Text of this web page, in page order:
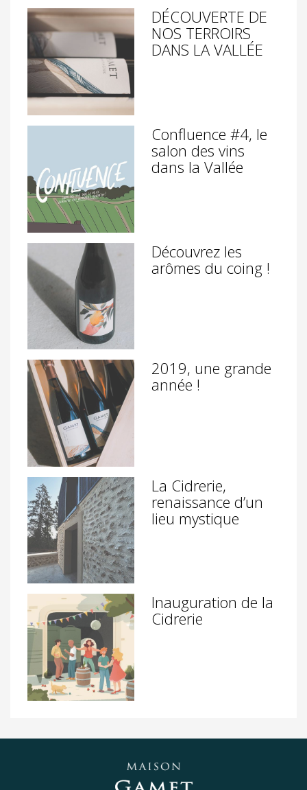
DÉCOUVERTE DE
NOS TERROIRS
DANS LA VALLÉE
Confluence #4, le
salon des vins
dans la Vallée
Découvrez les
arômes du coing !
2019, une grande
année !
La Cidrerie,
renaissance d’un
lieu mystique
Inauguration de la
Cidrerie